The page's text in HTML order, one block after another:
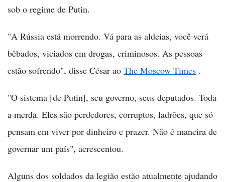
sob o regime de Putin.
"A Rússia está morrendo. Vá para as aldeias, você verá
bêbados, viciados em drogas, criminosos. As pessoas
estão sofrendo", disse César ao The Moscow Times .
"O sistema [de Putin], seu governo, seus deputados. Toda
a merda. Eles são perdedores, corruptos, ladrões, que só
pensam em viver por dinheiro e prazer. Não é maneira de
governar um país", acrescentou.
Alguns dos soldados da legião estão atualmente ajudando